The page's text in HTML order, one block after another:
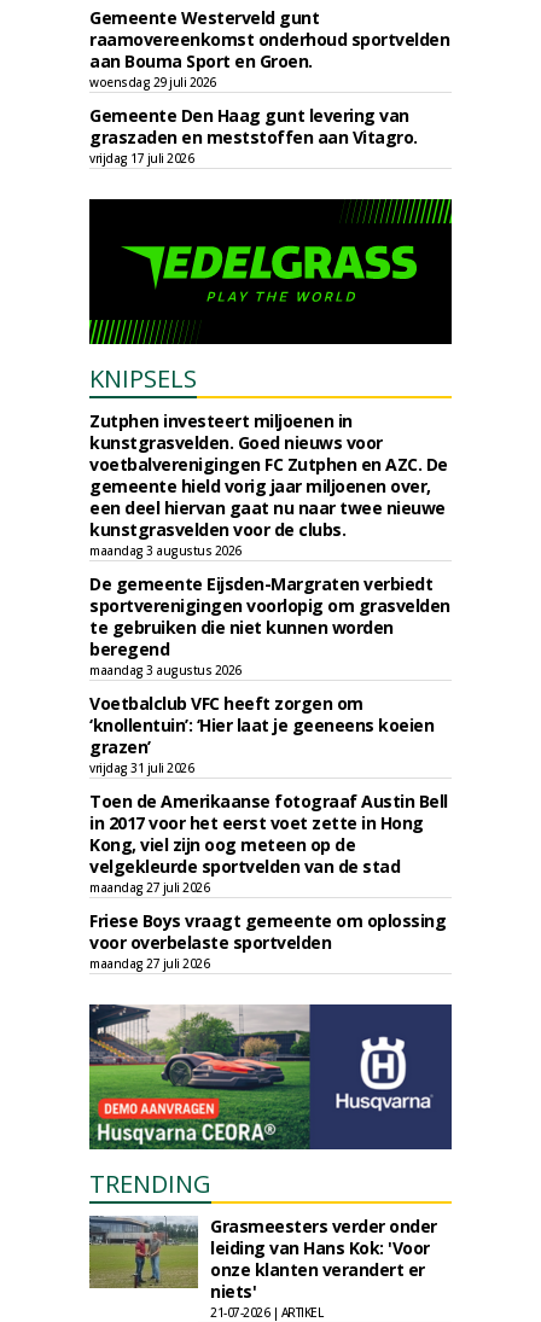
Gemeente Westerveld gunt
raamovereenkomst onderhoud sportvelden
aan Bouma Sport en Groen.
woensdag 29 juli 2026
Gemeente Den Haag gunt levering van
graszaden en meststoffen aan Vitagro.
vrijdag 17 juli 2026
KNIPSELS
Zutphen investeert miljoenen in
kunstgrasvelden. Goed nieuws voor
voetbalverenigingen FC Zutphen en AZC. De
gemeente hield vorig jaar miljoenen over,
een deel hiervan gaat nu naar twee nieuwe
kunstgrasvelden voor de clubs.
maandag 3 augustus 2026
De gemeente Eijsden-Margraten verbiedt
sportverenigingen voorlopig om grasvelden
te gebruiken die niet kunnen worden
beregend
maandag 3 augustus 2026
Voetbalclub VFC heeft zorgen om
‘knollentuin’: ‘Hier laat je geeneens koeien
grazen’
vrijdag 31 juli 2026
Toen de Amerikaanse fotograaf Austin Bell
in 2017 voor het eerst voet zette in Hong
Kong, viel zijn oog meteen op de
velgekleurde sportvelden van de stad
maandag 27 juli 2026
Friese Boys vraagt gemeente om oplossing
voor overbelaste sportvelden
maandag 27 juli 2026
TRENDING
Grasmeesters verder onder
leiding van Hans Kok: 'Voor
onze klanten verandert er
niets'
21-07-2026 | ARTIKEL